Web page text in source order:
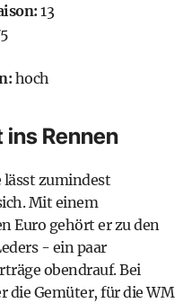
13
hoch
ins Rennen
lässt zumindest
Mit einem
Euro gehört er zu den
- ein paar
obendrauf. Bei
die Gemüter, für die WM